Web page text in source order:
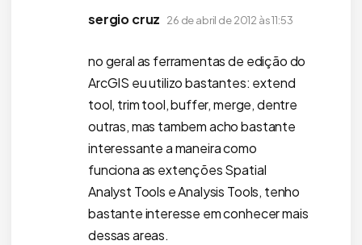
sergio cruz disse:
26 de abril de 2012 às 11:53
no geral as ferramentas de edição do
ArcGIS eu utilizo bastantes: extend
tool, trim tool, buffer, merge, dentre
outras, mas tambem acho bastante
interessante a maneira como
funciona as extenções Spatial
Analyst Tools e Analysis Tools, tenho
bastante interesse em conhecer mais
dessas areas.